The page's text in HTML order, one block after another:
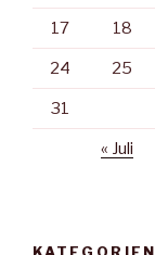
17 18
24 25
31
« Juli
KATEGORIEN